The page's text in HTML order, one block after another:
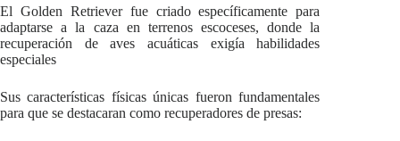
El Golden Retriever fue criado específicamente para
adaptarse a la caza en terrenos escoceses, donde la
recuperación de aves acuáticas exigía habilidades
especiales
Sus características físicas únicas fueron fundamentales
para que se destacaran como recuperadores de presas: